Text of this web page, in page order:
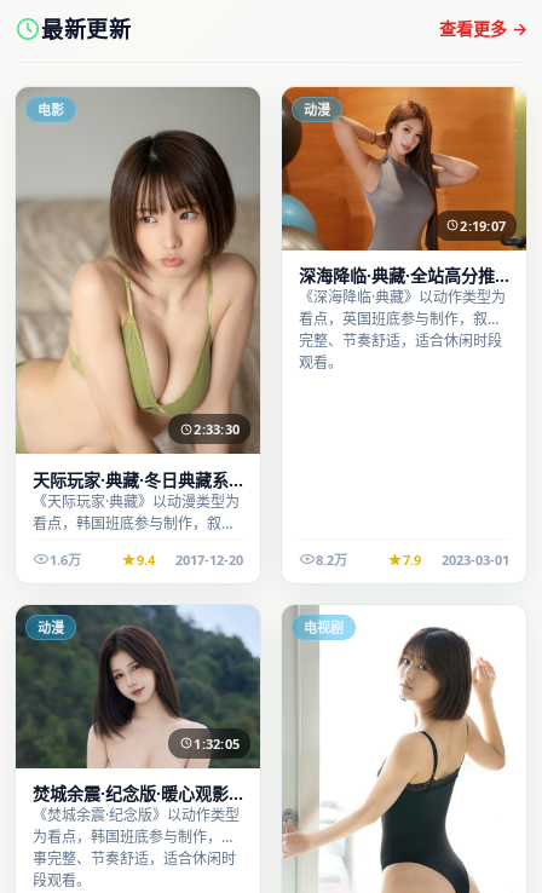
最新更新 查看更多 →
电影
2:33:30
天际玩家·典藏·冬日典藏系
列温情叙事引人入胜
《天际玩家·典藏》以动漫类型为
看点，韩国班底参与制作，叙事
观看。
1.6万 9.4 2017-12-20
动漫
2:19:07
深海降临·典藏·全站高分推
荐节奏紧凑值得追看
《深海降临·典藏》以动作类型为
看点，英国班底参与制作，叙事
完整、节奏舒适，适合休闲时段
观看。
8.2万 7.9 2023-03-01
动漫
1:32:05
焚城余震·纪念版·暖心观影
季口碑发酵持续升温
《焚城余震·纪念版》以动作类型
为看点，韩国班底参与制作，叙
事完整、节奏舒适，适合休闲时
段观看。
电视剧